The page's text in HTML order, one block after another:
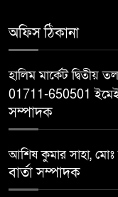
অফিস ঠিকানা
হালিম মার্কেট
01711-650501
সম্পাদক
আশিষ কুমার সাহা, মোঃ
বার্তা সম্পাদক